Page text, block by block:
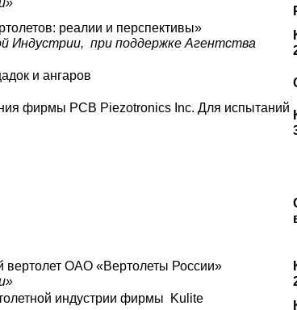
реалии и перспективы»
Индустрии, при поддержке Агентства
и ангаров
фирмы PCB Piezotronics Inc. Для испытаний
вертолет ОАО «Вертолеты России»
индустрии фирмы Kulite